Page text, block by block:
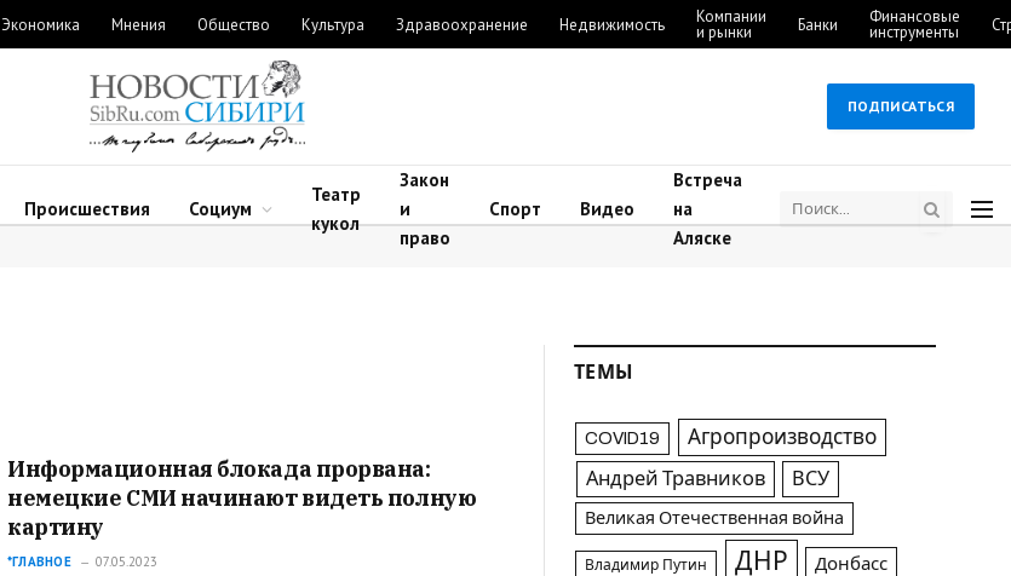
Экономика Мнения Общество Культура Здравоохранение Недвижимость Компании
и рынки Банки Финансовые
инструменты
ПОДПИСАТЬСЯ
Происшествия Социум
Театр
кукол
Закон
и
право
Спорт Видео
Встреча
на
Аляске
Информационная блокада прорвана:
немецкие СМИ начинают видеть полную
картину
*ГЛАВНОЕ 07.05.2023
ТЕМЫ
COVID19 Агропроизводство
Андрей Травников ВСУ
Великая Отечественная война
Владимир Путин ДНР Донбасс